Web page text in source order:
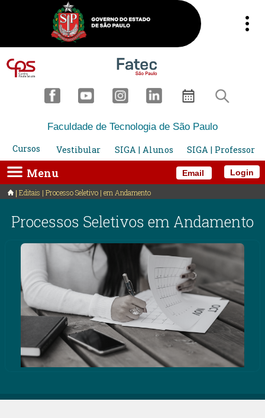
Email
Faculdade de Tecnologia de São Paulo
Cursos
Vestibular SIGA | Alunos SIGA | Professor
Menu Login
Editais | Processo Seletivo | em Andamento
Processos Seletivos em Andamento